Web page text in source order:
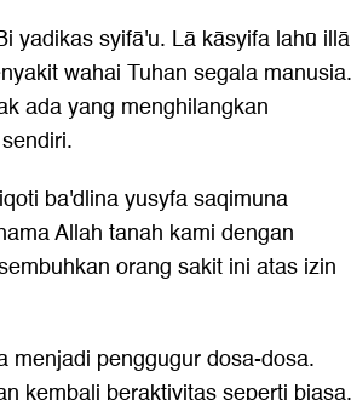
yadikas syifā'u. Lā kāsyifa lahū illā
wahai Tuhan segala manusia.
ada yang menghilangkan
ba'dlina yusyfa saqimuna
Allah tanah kami dengan
orang sakit ini atas izin
menjadi penggugur dosa-dosa.